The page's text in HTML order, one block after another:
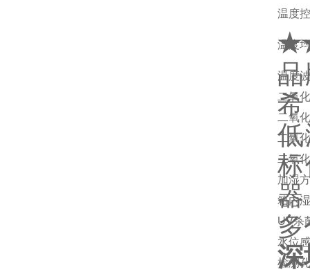
温度
温度
温度
二氧
二氧
二氧
二氧
加湿
箱内
UV杀
水位
检测孔
希
器
深